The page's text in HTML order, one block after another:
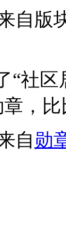
自版
“社区
，
自 勋